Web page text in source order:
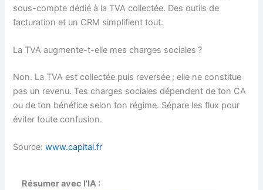
sous-compte dédié à la TVA collectée. Des outils de
facturation et un CRM simplifient tout.
La TVA augmente-t-elle mes charges sociales ?
Non. La TVA est collectée puis reversée ; elle ne constitue
pas un revenu. Tes charges sociales dépendent de ton CA
ou de ton bénéfice selon ton régime. Sépare les flux pour
éviter toute confusion.
Source:www.capital.fr
Résumer avec l'IA :